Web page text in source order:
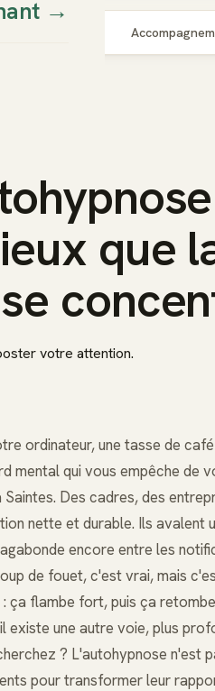
→
que
votre attention.
ordinateur, une tasse de
mental qui vous empêche de
Des cadres, des
nette et durable. Ils avalent
encore entre les
de fouet, c'est vrai, mais
ça flambe fort, puis ça
existe une autre voie, plus
? L'autohypnose n'est
pour transformer leur